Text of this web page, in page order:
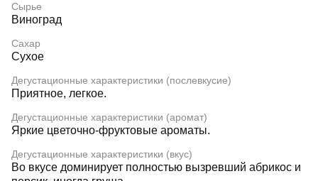
Сырье
Виноград
Сахар
Сухое
Дегустационные характеристики (послевкусие)
Приятное, легкое.
Дегустационные характеристики (аромат)
Яркие цветочно-фруктовые ароматы.
Дегустационные характеристики (вкус)
Во вкусе доминирует полностью вызревший абрикос и